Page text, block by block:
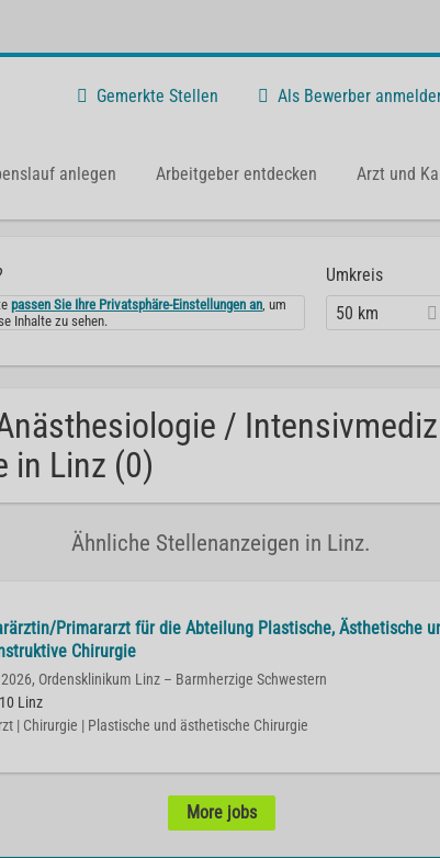
Gemerkte Stellen Als Bewerber
anlegen Arbeitgeber entdecken Arzt und
passen Sie Ihre Privatsphäre-Einstellungen an, um
Inhalte zu sehen.
Umkreis
50 km
/
in Linz (0)
Ähnliche Stellenanzeigen in Linz.
Primararzt für die Abteilung Plastische, Ästhetische
Chirurgie
Ordensklinikum Linz – Barmherzige Schwestern
Linz
| Chirurgie | Plastische und ästhetische Chirurgie
More jobs